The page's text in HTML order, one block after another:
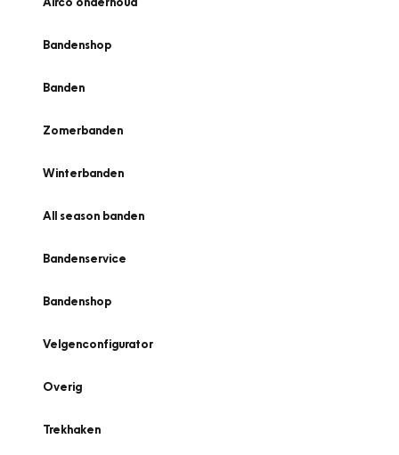
Bandenshop
Banden
Zomerbanden
Winterbanden
All season banden
Bandenservice
Bandenshop
Velgenconfigurator
Overig
Trekhaken